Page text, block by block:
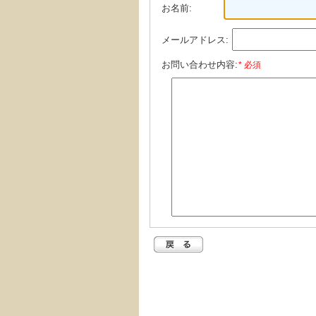
お名前:
メールアドレス:
お問い合わせ内容:* 必須